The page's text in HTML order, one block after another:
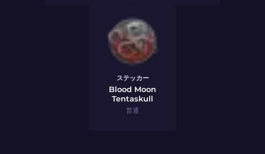
ステッカー
Blood Moon
Tentaskull
普通